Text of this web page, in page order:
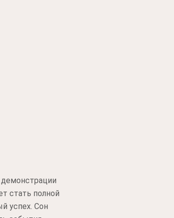
стать полной
успех. Сон